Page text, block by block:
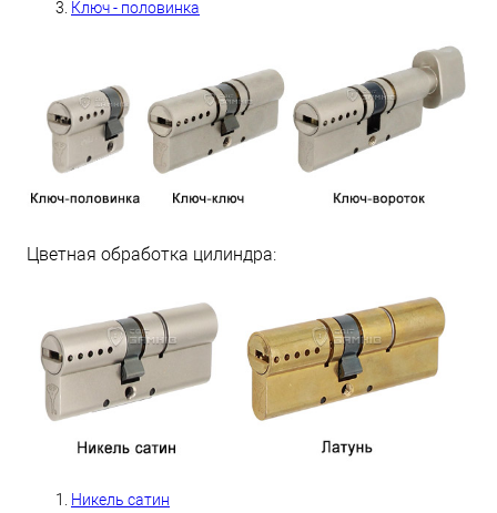
Ключ - половинка
Цветная обработка цилиндра:
Никель сатин